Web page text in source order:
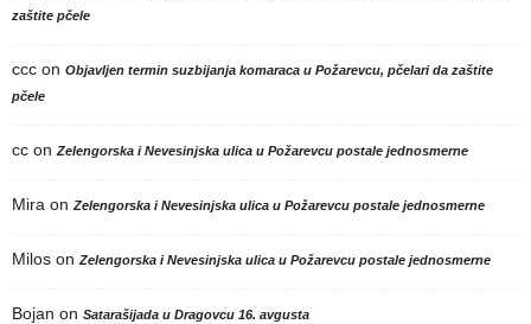
zaštite pčele
ccc on Objavljen termin suzbijanja komaraca u Požarevcu, pčelari da zaštite
pčele
cc on Zelengorska i Nevesinjska ulica u Požarevcu postale jednosmerne
Mira on Zelengorska i Nevesinjska ulica u Požarevcu postale jednosmerne
Milos on Zelengorska i Nevesinjska ulica u Požarevcu postale jednosmerne
Bojan on Satarašijada u Dragovcu 16. avgusta